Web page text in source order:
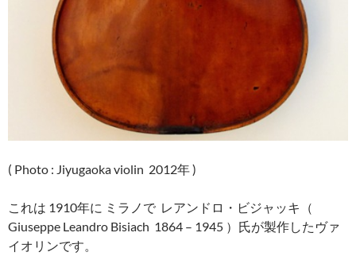
( Photo : Jiyugaoka violin 2012年 )
これは 1910年に ミラノで レアンドロ・ビジャッキ（
Giuseppe Leandro Bisiach 1864 – 1945 ）氏が製作したヴァ
イオリンです。